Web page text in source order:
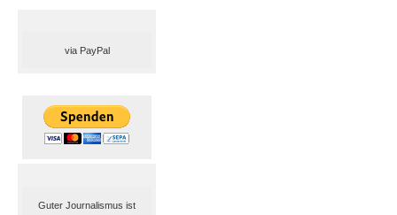
via PayPal
Guter Journalismus ist